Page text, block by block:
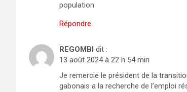
population
Répondre
REGOMBI dit :
13 août 2024 à 22 h 54 min
Je remercie le président de la
gabonais a la recherche de l’emploi